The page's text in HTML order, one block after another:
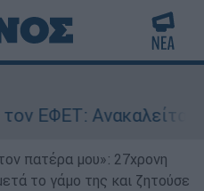
ΕΦΕΤ: Ανακαλείται
πατέρα μου»: 27χρονη
το γάμο της και ζητούσε